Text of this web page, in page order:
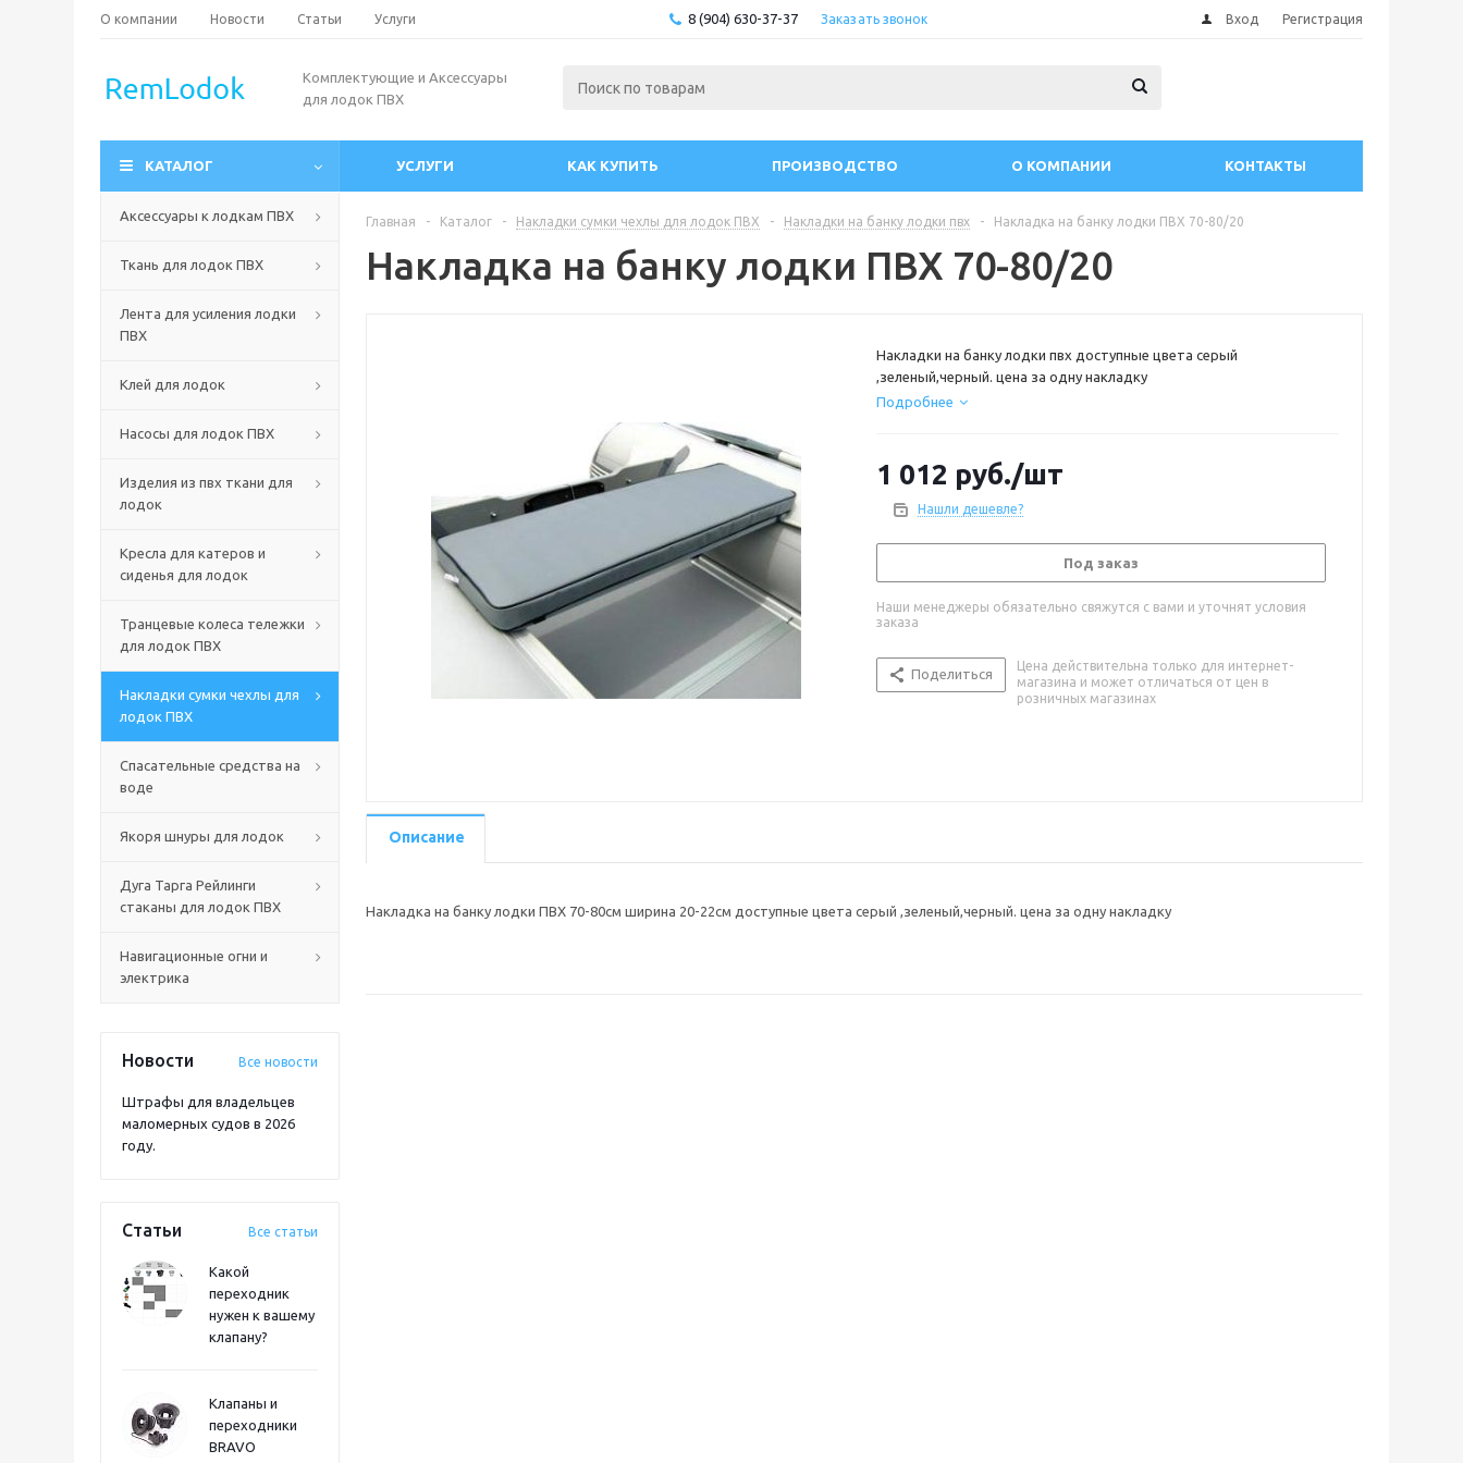
О компании Новости Статьи Услуги 8 (904) 630-37-37 Заказать звонок Вход Регистрация
Комплектующие и Аксессуары
для лодок ПВХ
КАТАЛОГ УСЛУГИ КАК КУПИТЬ ПРОИЗВОДСТВО О КОМПАНИИ КОНТАКТЫ
Аксессуары к лодкам ПВХ
Ткань для лодок ПВХ
Лента для усиления лодки
ПВХ
Клей для лодок
Насосы для лодок ПВХ
Изделия из пвх ткани для
лодок
Кресла для катеров и
сиденья для лодок
Транцевые колеса тележки
для лодок ПВХ
Накладки сумки чехлы для
лодок ПВХ
Спасательные средства на
воде
Якоря шнуры для лодок
Дуга Тарга Рейлинги
стаканы для лодок ПВХ
Навигационные огни и
электрика
Новости Все новости
Штрафы для владельцев
маломерных судов в 2026
году.
Статьи Все статьи
Какой
переходник
нужен к вашему
клапану?
Клапаны и
переходники
BRAVO
Главная - Каталог - Накладки сумки чехлы для лодок ПВХ - Накладки на банку лодки пвх - Накладка на банку лодки ПВХ 70-80/20
Накладка на банку лодки ПВХ 70-80/20
Накладки на банку лодки пвх доступные цвета серый
,зеленый,черный. цена за одну накладку
Подробнее
1 012 руб./шт
Нашли дешевле?
Под заказ
Наши менеджеры обязательно свяжутся с вами и уточнят условия
заказа
Поделиться
Цена действительна только для интернет-
магазина и может отличаться от цен в
розничных магазинах
Описание
Накладка на банку лодки ПВХ 70-80см ширина 20-22см доступные цвета серый ,зеленый,черный. цена за одну накладку